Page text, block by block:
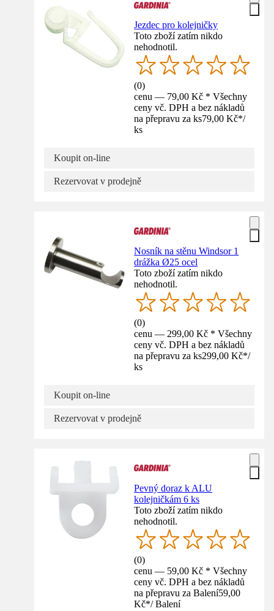
Jezdec pro kolejničky
Toto zboží zatím nikdo
nehodnotil.
(0)
cenu — 79,00 Kč * Všechny
ceny vč. DPH a bez nákladů
na přepravu za ks79,00 Kč*/
ks
Koupit on-line
Rezervovat v prodejně
Nosník na stěnu Windsor 1
drážka Ø25 ocel
Toto zboží zatím nikdo
nehodnotil.
(0)
cenu — 299,00 Kč * Všechny
ceny vč. DPH a bez nákladů
na přepravu za ks299,00 Kč*/
ks
Koupit on-line
Rezervovat v prodejně
Pevný doraz k ALU
kolejničkám 6 ks
Toto zboží zatím nikdo
nehodnotil.
(0)
cenu — 59,00 Kč * Všechny
ceny vč. DPH a bez nákladů
na přepravu za Balení59,00
Kč*/ Balení